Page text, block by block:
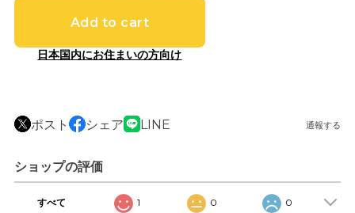
Add to cart
日本国内にお住まいの方向け
ポスト シェア LINE 通報する
ショップの評価
すべて 1 0 0